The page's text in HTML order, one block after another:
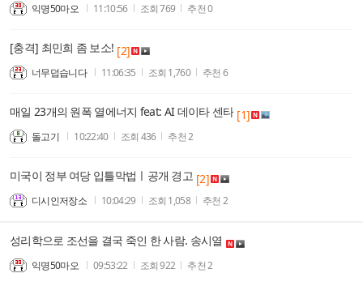
익명50마오 11:10:56 조회769 추천0
[충격] 최민희 좀 보소! [2]
너무덥습니다 11:06:35 조회 1,760 추천 6
매일 23개의 원폭 열에너지 feat: AI 데이타 센타 [1]
돌고기 10:22:40 조회 436 추천2
미국이 정부 여당 입틀막법ㅣ공개 경고 [2]
디시인저장소 10:04:29 조회 1,058 추천 2
성리학으로 조선을 결국 죽인 한 사람. 송시열
익명50마오 09:53:22 조회922 추천2